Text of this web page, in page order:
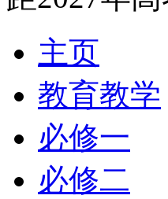
主页
教育教学
必修一
必修二